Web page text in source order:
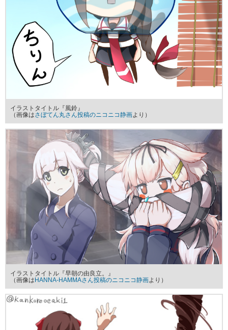
イラストタイトル『風鈴』
（画像はさぼてん丸さん投稿のニコニコ静画より）
イラストタイトル『早朝の由良立。』
（画像は HANNA-HAMMAさん投稿のニコニコ静画より）